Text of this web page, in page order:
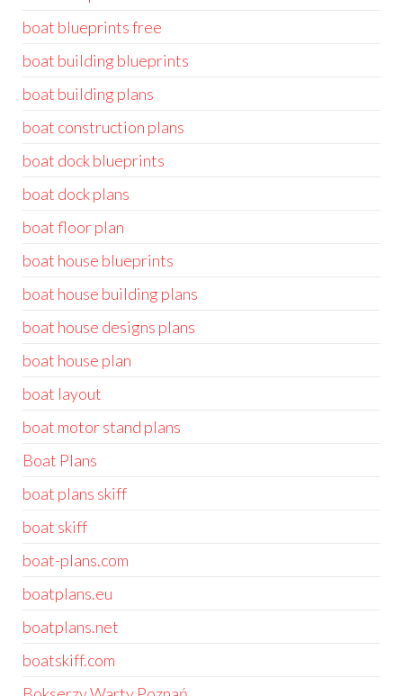
boat blueprints free
boat building blueprints
boat building plans
boat construction plans
boat dock blueprints
boat dock plans
boat floor plan
boat house blueprints
boat house building plans
boat house designs plans
boat house plan
boat layout
boat motor stand plans
Boat Plans
boat plans skiff
boat skiff
boat-plans.com
boatplans.eu
boatplans.net
boatskiff.com